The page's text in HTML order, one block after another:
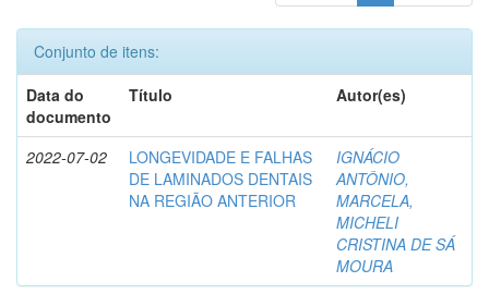
Conjunto de itens:
Data do
documento
Título Autor(es)
2022-07-02
LONGEVIDADE E FALHAS
DE LAMINADOS DENTAIS
NA REGIÃO ANTERIOR
IGNÁCIO
ANTÔNIO,
MARCELA,
MICHELI
CRISTINA DE SÁ
MOURA